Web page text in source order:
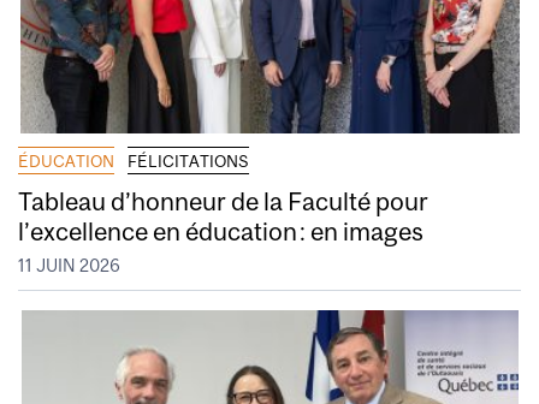
ÉDUCATION FÉLICITATIONS
Tableau d’honneur de la Faculté pour
l’excellence en éducation : en images
11 JUIN 2026